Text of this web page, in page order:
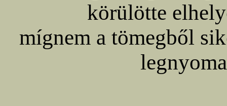
körülötte
mígnem a tömegből